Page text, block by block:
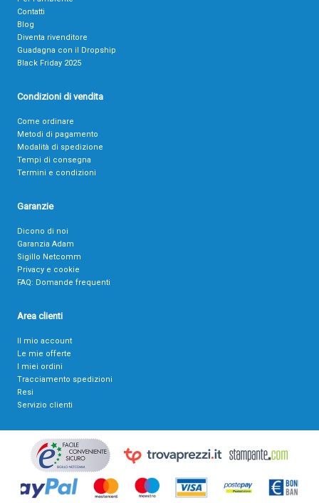
Contatti
Blog
Diventa rivenditore
Guadagna con il Dropship
Black Friday 2025
Condizioni di vendita
Come ordinare
Metodi di pagamento
Modalità di spedizione
Tempi di consegna
Termini e condizioni
Garanzie
Dicono di noi
Garanzia Adam
Sigillo Netcomm
Privacy e cookie
FAQ: Domande frequenti
Area clienti
Il mio account
Le mie offerte
I miei ordini
Tracciamento spedizioni
Resi
Servizio clienti